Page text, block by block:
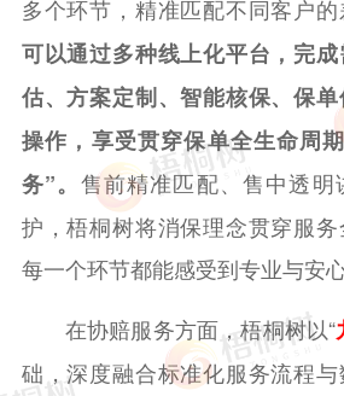
多个环节，精准匹配不同客户
可以通过多种线上化平台，完
估、方案定制、智能核保、保
操作，享受贯穿保单全生命周
务”。 售前精准匹配、售中透明
护，梧桐树将消保理念贯穿服
每一个环节都能感受到专业与安心
在协赔服务方面，梧桐树以“
础，深度融合标准化服务流程